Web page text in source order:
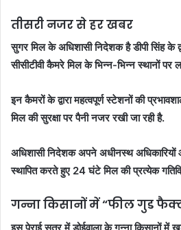
तीसरी नजर से हर खबर
सुगर मिल के अधिशासी निदेशक है डीपी सिंह के
सीसीटीवी कैमरे मिल के भिन्न-भिन्न स्थानों पर
इन कैमरों के द्वारा महत्वपूर्ण स्टेशनों की
मिल की सुरक्षा पर पैनी नजर रखी जा रही है.
अधिशासी निदेशक अपने अधीनस्थ अधिकारियों
स्थापित करते हुए 24 घंटे मिल की प्रत्येक
गन्ना किसानों में “फील गुड